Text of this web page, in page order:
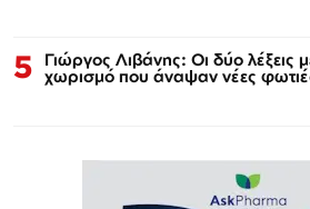
5 Γιώργος Λιβάνης: Οι δύο λέξεις
χωρισμό που άναψαν νέες